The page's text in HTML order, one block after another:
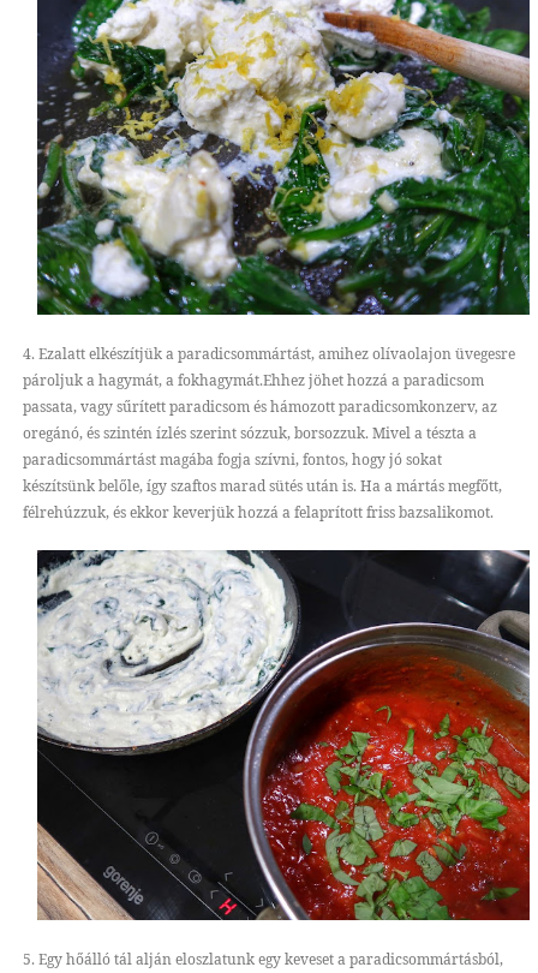
4. Ezalatt elkészítjük a paradicsommártást, amihez olívaolajon üvegesre
pároljuk a hagymát, a fokhagymát.Ehhez jöhet hozzá a paradicsom
passata, vagy sűrített paradicsom és hámozott paradicsomkonzerv, az
oregánó, és szintén ízlés szerint sózzuk, borsozzuk. Mivel a tészta a
paradicsommártást magába fogja szívni, fontos, hogy jó sokat
készítsünk belőle, így szaftos marad sütés után is. Ha a mártás megfőtt,
félrehúzzuk, és ekkor keverjük hozzá a felaprított friss bazsalikomot.
5. Egy hőálló tál alján eloszlatunk egy keveset a paradicsommártásból,